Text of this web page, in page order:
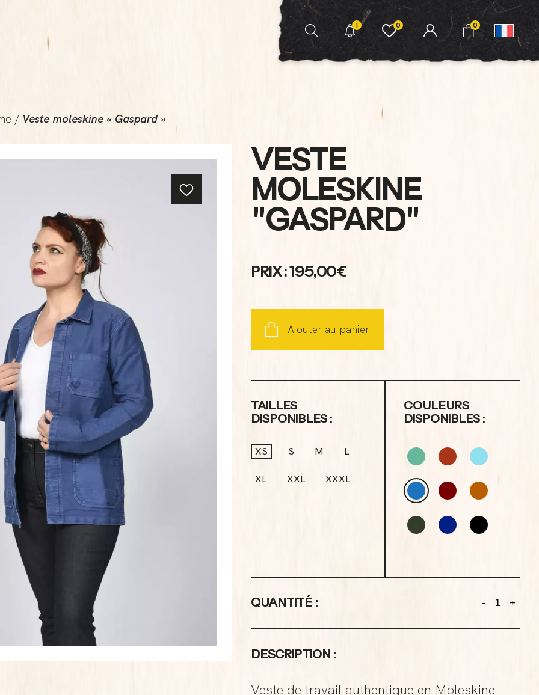
1 0 0
/ Veste moleskine « Gaspard »
VESTE
MOLESKINE
"GASPARD"
PRIX : 195,00€
Ajouter au panier
COULEURS
DISPONIBLES :
TAILLES
DISPONIBLES :
XS S M L
XL XXL XXXL
QUANTITÉ : - +
DESCRIPTION :
Veste de travail authentique en Moleskine